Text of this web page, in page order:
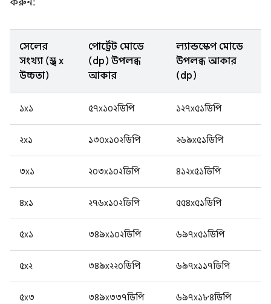
করুন:
সেলের
সংখ্যা (প্রস্থ x
উচ্চতা)
পোর্ট্রেট মোডে
(dp) উপলব্ধ
আকার
ল্যান্ডস্কেপ মোডে
উপলব্ধ আকার
(dp)
১x১ ৫৭x১০২ডিপি ১২৭x৫১ডিপি
২x১ ১৩০x১০২ডিপি ২৬৯x৫১ডিপি
৩x১ ২০৩x১০২ডিপি ৪১২x৫১ডিপি
৪x১ ২৭৬x১০২ডিপি ৫৫৪x৫১ডিপি
৫x১ ৩৪৯x১০২ডিপি ৬৯৭x৫১ডিপি
৫x২ ৩৪৯x২২০ডিপি ৬৯৭x১১৭ডিপি
৫x৩ ৩৪৯x৩৩৭ডিপি ৬৯৭x১৮৪ডিপি